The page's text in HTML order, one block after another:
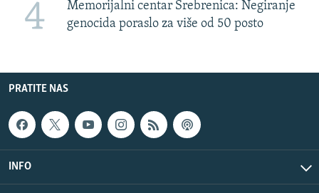
4
Memorijalni centar Srebrenica: Negiranje
genocida poraslo za više od 50 posto
PRATITE NAS
INFO